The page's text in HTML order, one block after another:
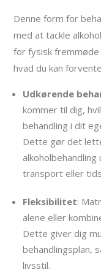
Denne form for
med at tackle
for fysisk
hvad du kan
Udkørende
kommer til dig,
behandling i dit
Dette gør det
transport eller
Fleksibilitet:
alene eller
Dette giver dig
behandlingsplan,
livsstil.